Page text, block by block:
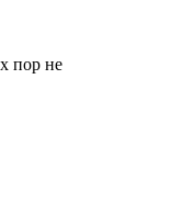
пор не